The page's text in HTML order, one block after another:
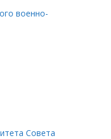
военно-
Совета